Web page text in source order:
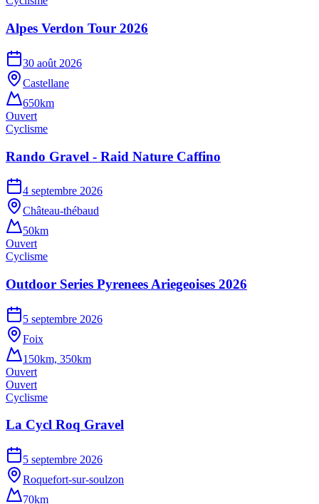
Alpes Verdon Tour 2026
30 août 2026
Castellane
650km
Ouvert
Cyclisme
Rando Gravel - Raid Nature Caffino
4 septembre 2026
Château-thébaud
50km
Ouvert
Cyclisme
Outdoor Series Pyrenees Ariegeoises 2026
5 septembre 2026
Foix
150km, 350km
Ouvert
Ouvert
Cyclisme
La Cycl Roq Gravel
5 septembre 2026
Roquefort-sur-soulzon
70km